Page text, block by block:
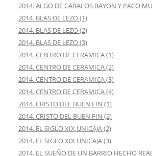
2014. ALGO DE CARALOS BAYON Y PACO
2014. BLAS DE LEZO (1)
2014. BLAS DE LEZO (2)
2014. BLAS DE LEZO (3)
2014. CENTRO DE CERAMICA (1)
2014. CENTRO DE CERAMICA (2)
2014. CENTRO DE CERAMICA (3)
2014. CENTRO DE CERAMICA (4)
2014. CRISTO DEL BUEN FIN (1)
2014. CRISTO DEL BUEN FIN (2)
2014. EL SIGLO XIX UNICAJA (2)
2014. EL SIGLO XIX UNICAJA (3)
2014. EL SUEÑO DE UN BARRIO HECHO